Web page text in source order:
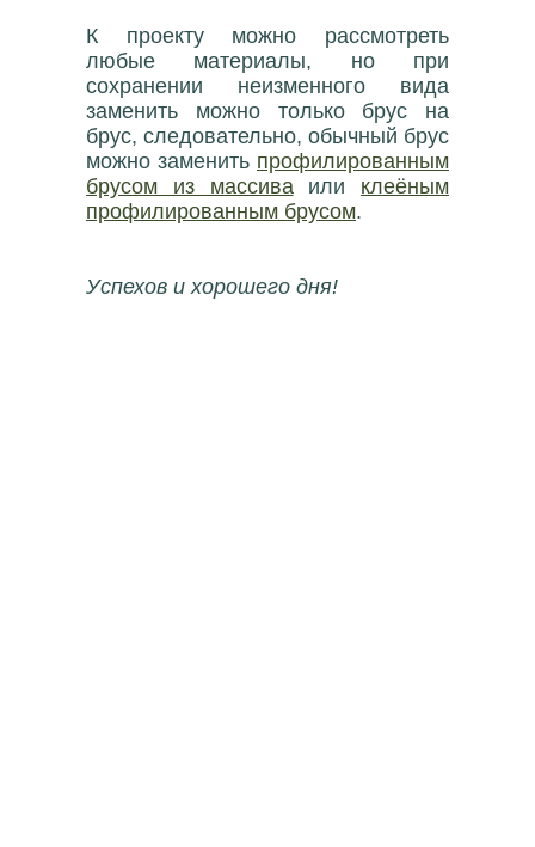
К проекту можно рассмотреть
любые материалы, но при
сохранении неизменного вида
заменить можно только брус на
брус, следовательно, обычный брус
можно заменить профилированным
брусом из массиваили клеёным
профилированным брусом.
Успехов и хорошего дня!